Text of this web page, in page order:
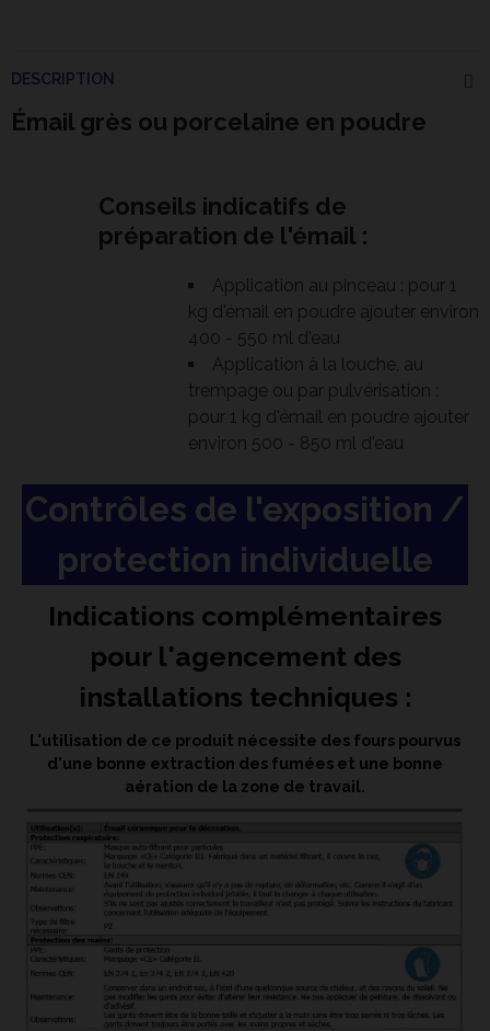
DESCRIPTION
Émail grès ou porcelaine en poudre
Conseils indicatifs de
préparation de l'émail :
Application au pinceau : pour 1
kg d'émail en poudre ajouter environ
400 - 550 ml d'eau
Application à la louche, au
trempage ou par pulvérisation :
pour 1 kg d'émail en poudre ajouter
environ 500 - 850 ml d'eau
Contrôles de l'exposition /
protection individuelle
Indications complémentaires
pour l'agencement des
installations techniques :
L'utilisation de ce produit nécessite des fours pourvus
d'une bonne extraction des fumées et une bonne
aération de la zone de travail.